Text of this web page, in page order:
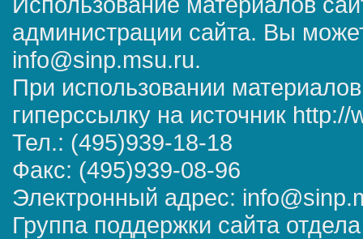
администрации сайта. Вы
info@sinp.msu.ru.
При использовании
гиперссылку на источник
Тел.: (495)939-18-18
Факс: (495)939-08-96
Электронный адрес:
Группа поддержки сайта